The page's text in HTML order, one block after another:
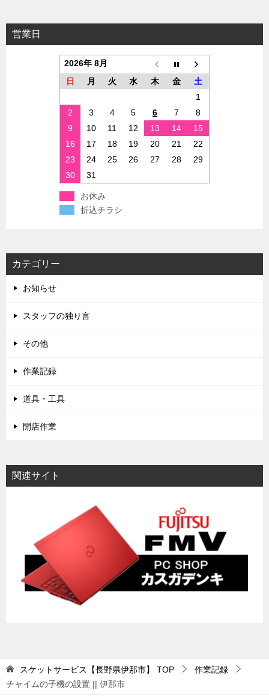
営業日
2026年 8月
日
月 火 水 木 金
土
1
2
3 4 5 6 7
8
9
10 11 12 13 14
15
16
17 18 19 20 21
22
23
24 25 26 27 28
29
30
31
お休み
折込チラシ
カテゴリー
お知らせ
スタッフの独り言
その他
作業記録
道具・工具
開店作業
関連サイト
スケットサービス【長野県伊那市】 TOP
作業記録
チャイムの子機の設置 || 伊那市